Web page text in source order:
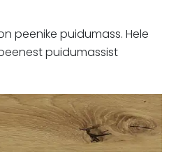
peenike puidumass. Hele
puidumassist